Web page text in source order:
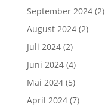
September 2024(2)
August 2024(2)
Juli 2024(2)
Juni 2024(4)
Mai 2024(5)
April 2024(7)